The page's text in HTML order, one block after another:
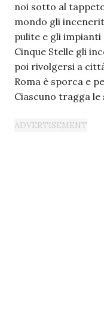
noi sotto al
mondo gli
pulite e gli impianti
Cinque Stelle gli
poi rivolgersi a
Roma è sporca e
Ciascuno tragga le